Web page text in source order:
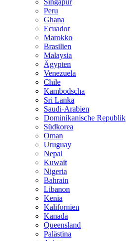
Singapur
Peru
Ghana
Ecuador
Marokko
Brasilien
Malaysia
Ägypten
Venezuela
Chile
Kambodscha
Sri Lanka
Saudi-Arabien
Dominikanische Republik
Südkorea
Oman
Uruguay
Nepal
Kuwait
Nigeria
Bahrain
Libanon
Kenia
Kalifornien
Kanada
Queensland
Palästina